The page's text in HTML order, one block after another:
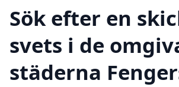
Sök efter en
svets i de
städerna